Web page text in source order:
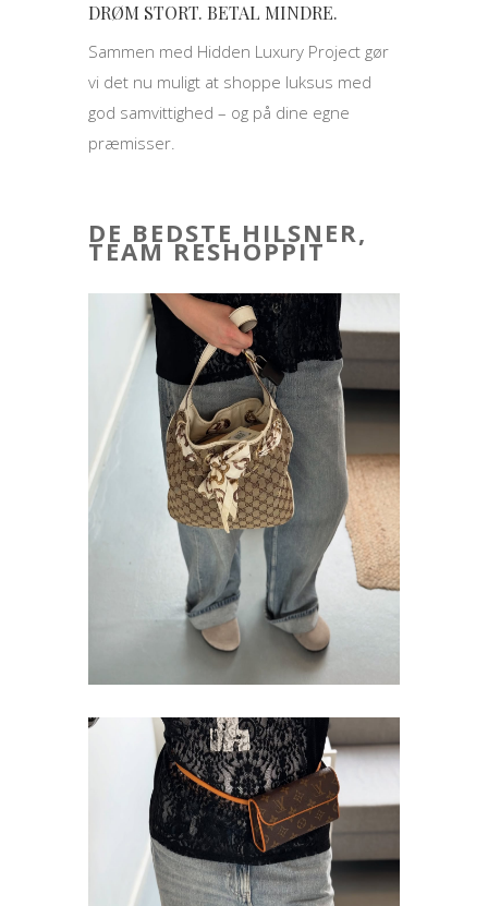
DRØM STORT. BETAL MINDRE.
Sammen med Hidden Luxury Project gør
vi det nu muligt at shoppe luksus med
god samvittighed – og på dine egne
præmisser.
DE BEDSTE HILSNER,
TEAM RESHOPPIT